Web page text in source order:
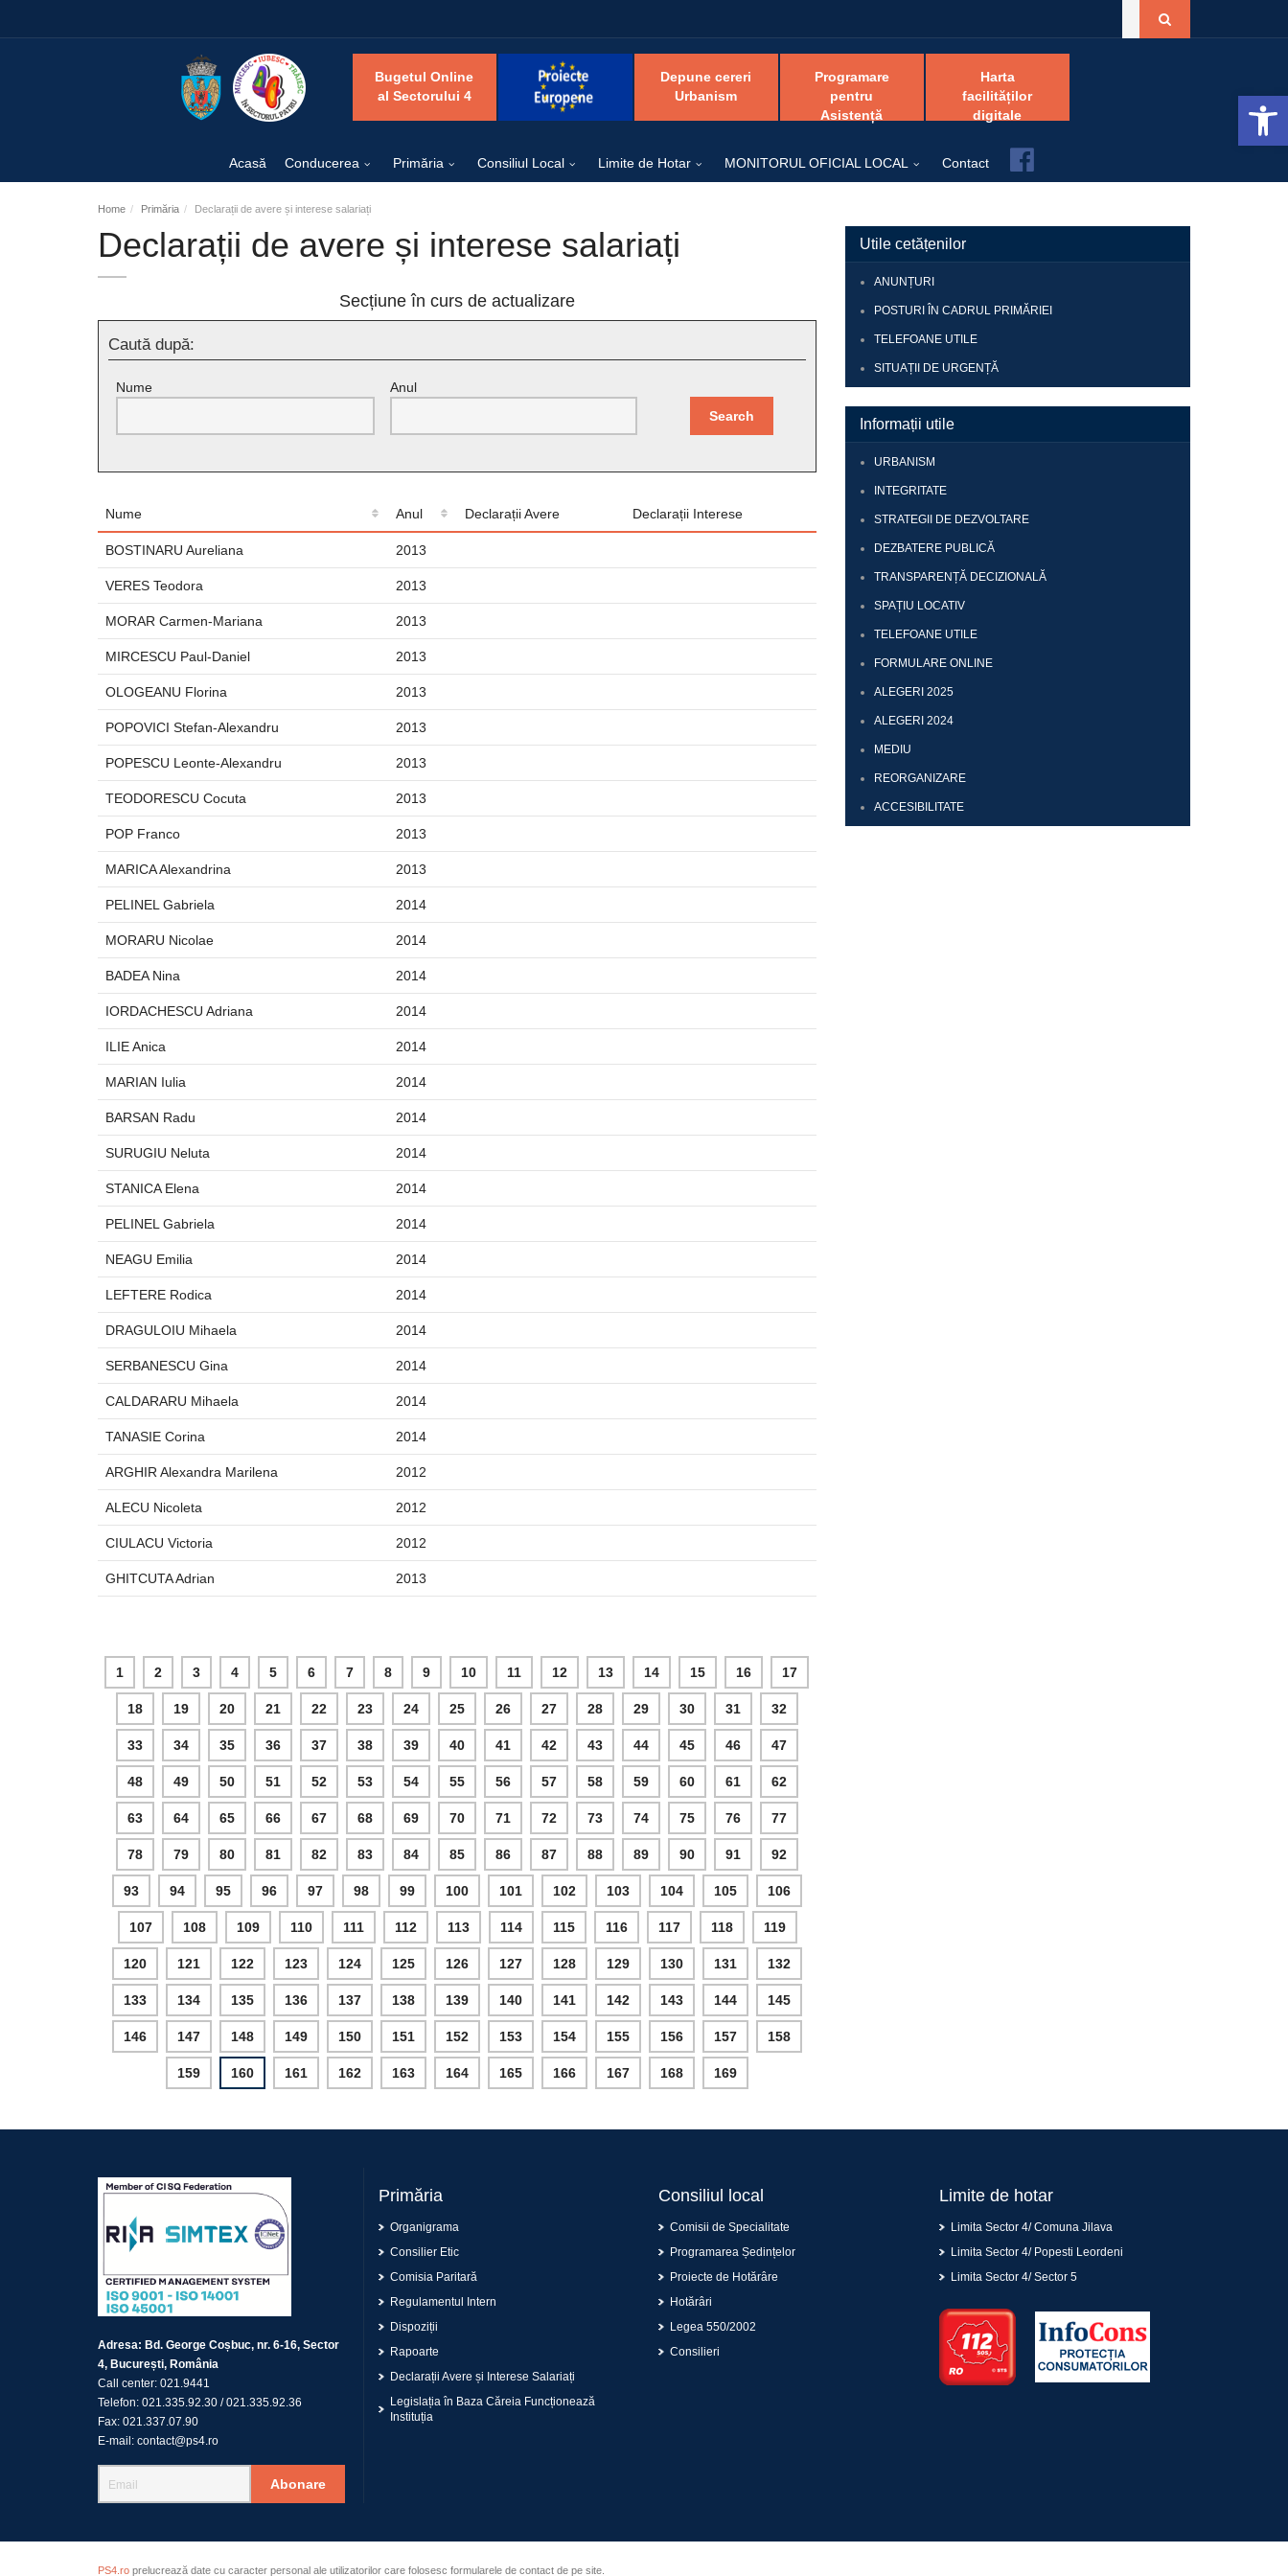
Bugetul Online
al Sectorului 4
Depune cereri
Urbanism
Programare
pentru
Asistență
Harta
facilităților
digitale
Acasă Conducerea Primăria Consiliul Local Limite de Hotar MONITORUL OFICIAL LOCAL Contact
Home Primăria Declarații de avere și interese salariați
Declarații de avere și interese salariați
Secțiune în curs de actualizare
Caută după:
Nume
Anul
Search
Nume Anul Declarații Avere Declarații Interese
BOSTINARU Aureliana 2013
VERES Teodora 2013
MORAR Carmen-Mariana 2013
MIRCESCU Paul-Daniel 2013
OLOGEANU Florina 2013
POPOVICI Stefan-Alexandru 2013
POPESCU Leonte-Alexandru 2013
TEODORESCU Cocuta 2013
POP Franco 2013
MARICA Alexandrina 2013
PELINEL Gabriela 2014
MORARU Nicolae 2014
BADEA Nina 2014
IORDACHESCU Adriana 2014
ILIE Anica 2014
MARIAN Iulia 2014
BARSAN Radu 2014
SURUGIU Neluta 2014
STANICA Elena 2014
PELINEL Gabriela 2014
NEAGU Emilia 2014
LEFTERE Rodica 2014
DRAGULOIU Mihaela 2014
SERBANESCU Gina 2014
CALDARARU Mihaela 2014
TANASIE Corina 2014
ARGHIR Alexandra Marilena 2012
ALECU Nicoleta 2012
CIULACU Victoria 2012
GHITCUTA Adrian 2013
1 2 3 4 5 6 7 8 9 10 11 12 13 14 15 16 17
18 19 20 21 22 23 24 25 26 27 28 29 30 31 32
33 34 35 36 37 38 39 40 41 42 43 44 45 46 47
48 49 50 51 52 53 54 55 56 57 58 59 60 61 62
63 64 65 66 67 68 69 70 71 72 73 74 75 76 77
78 79 80 81 82 83 84 85 86 87 88 89 90 91 92
93 94 95 96 97 98 99 100 101 102 103 104 105 106
107 108 109 110 111 112 113 114 115 116 117 118 119
120 121 122 123 124 125 126 127 128 129 130 131 132
133 134 135 136 137 138 139 140 141 142 143 144 145
146 147 148 149 150 151 152 153 154 155 156 157 158
159 160 161 162 163 164 165 166 167 168 169
Utile cetățenilor
ANUNȚURI
POSTURI ÎN CADRUL PRIMĂRIEI
TELEFOANE UTILE
SITUAȚII DE URGENȚĂ
Informații utile
URBANISM
INTEGRITATE
STRATEGII DE DEZVOLTARE
DEZBATERE PUBLICĂ
TRANSPARENȚĂ DECIZIONALĂ
SPAȚIU LOCATIV
TELEFOANE UTILE
FORMULARE ONLINE
ALEGERI 2025
ALEGERI 2024
MEDIU
REORGANIZARE
ACCESIBILITATE
Adresa: Bd. George Coșbuc, nr. 6-16, Sector
4, București, România
Call center: 021.9441
Telefon: 021.335.92.30 /021.335.92.36
Fax: 021.337.07.90
E-mail: contact@ps4.ro
Abonare
Primăria
Organigrama
Consilier Etic
Comisia Paritară
Regulamentul Intern
Dispoziții
Rapoarte
Declarații Avere și Interese Salariați
Legislația în Baza Căreia Funcționează
Instituția
Consiliul local
Comisii de Specialitate
Programarea Ședințelor
Proiecte de Hotărâre
Hotărâri
Legea 550/2002
Consilieri
Limite de hotar
Limita Sector 4/ Comuna Jilava
Limita Sector 4/ Popesti Leordeni
Limita Sector 4/ Sector 5
PS4.ro prelucrează date cu caracter personal ale utilizatorilor care folosesc formularele de contact de pe site.